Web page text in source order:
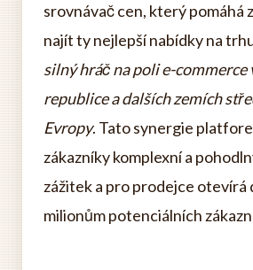
srovnávač cen, který pomáhá
najít ty nejlepší nabídky na
silný hráč na poli e-commerce
republice a dalších zemích
Evropy. Tato synergie
zákazníky komplexní a
zážitek a pro prodejce otevírá
milionům potenciálních